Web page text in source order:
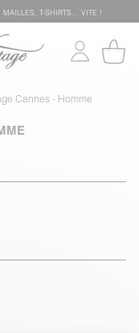
T-SHIRTS... VITE !
Cannes - Homme